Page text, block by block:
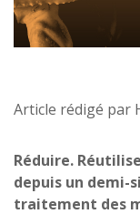
Article rédigé par
Réduire.
depuis un demi-
traitement des